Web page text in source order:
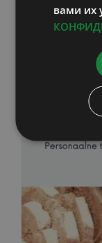
В
вами их